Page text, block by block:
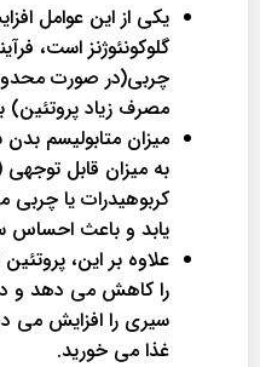
یکی از این عوامل
گلوکونئوژنز است،
چربی(در صورت
مصرف زیاد پروتئین)
میزان متابولیسم
به میزان قابل
کربوهیدرات یا
یابد و باعث
علاوه بر این،
را کاهش می دهد و
سیری را افزایش می
غذا می خورید.